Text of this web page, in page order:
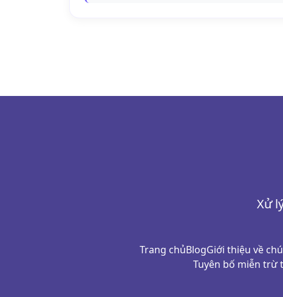
Xử
Trang chủBlogGiới thiệu về
Tuyên bố miễn trừ